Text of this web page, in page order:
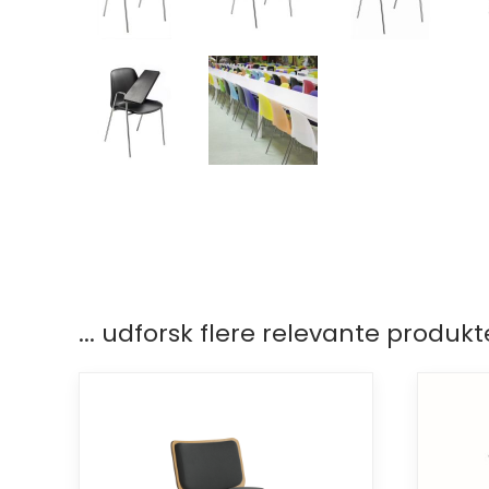
... udforsk flere relevante